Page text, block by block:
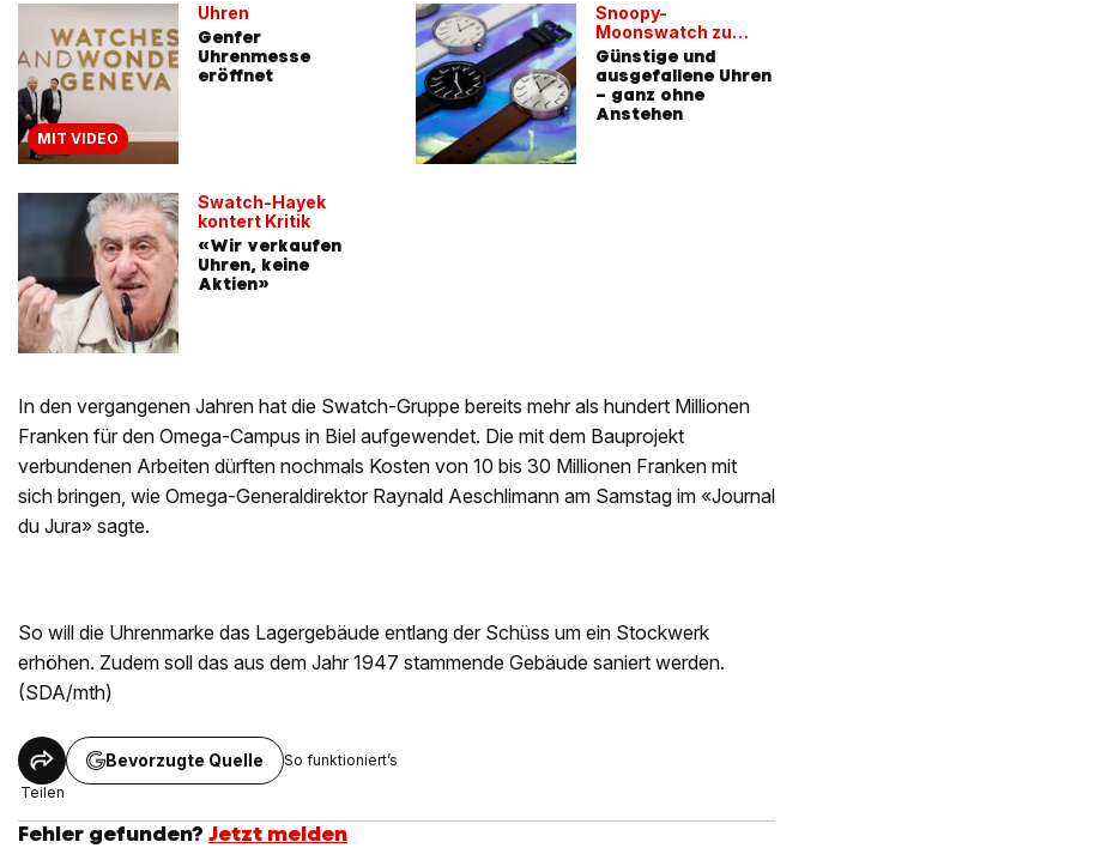
MIT VIDEO
Uhren
Genfer
Uhrenmesse
eröffnet
Swatch-Hayek
kontert Kritik
«Wir verkaufen
Uhren, keine
Aktien»
Snoopy-
Moonswatch zu
teuer?
Günstige und
ausgefallene Uhren
– ganz ohne
Anstehen
In den vergangenen Jahren hat die Swatch-Gruppe bereits mehr als hundert Millionen
Franken für den Omega-Campus in Biel aufgewendet. Die mit dem Bauprojekt
verbundenen Arbeiten dürften nochmals Kosten von 10 bis 30 Millionen Franken mit
sich bringen, wie Omega-Generaldirektor Raynald Aeschlimann am Samstag im «Journal
du Jura» sagte.
So will die Uhrenmarke das Lagergebäude entlang der Schüss um ein Stockwerk
erhöhen. Zudem soll das aus dem Jahr 1947 stammende Gebäude saniert werden.
(SDA/mth)
Teilen
Bevorzugte Quelle So funktioniert’s
Fehler gefunden? Jetzt melden